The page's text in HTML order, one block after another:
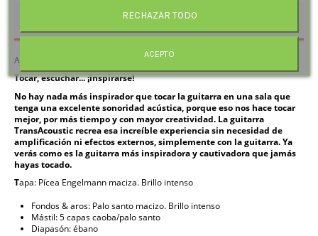
Arco Iris Musical
Tocar, escuchar... ¡inspirarse!
No hay nada más inspirador que tocar la guitarra en una sala que
tenga una excelente sonoridad acústica, porque eso nos hace tocar
mejor, por más tiempo y con mayor creatividad. La guitarra
TransAcoustic recrea esa increíble experiencia sin necesidad de
amplificación ni efectos externos, simplemente con la guitarra. Ya
verás como es la guitarra más inspiradora y cautivadora que jamás
hayas tocado.
Tapa: Pícea Engelmann maciza. Brillo intenso
Fondos & aros: Palo santo macizo. Brillo intenso
Mástil: 5 capas caoba/palo santo
Diapasón: ébano
RECHAZAR TODO
ACEPTO